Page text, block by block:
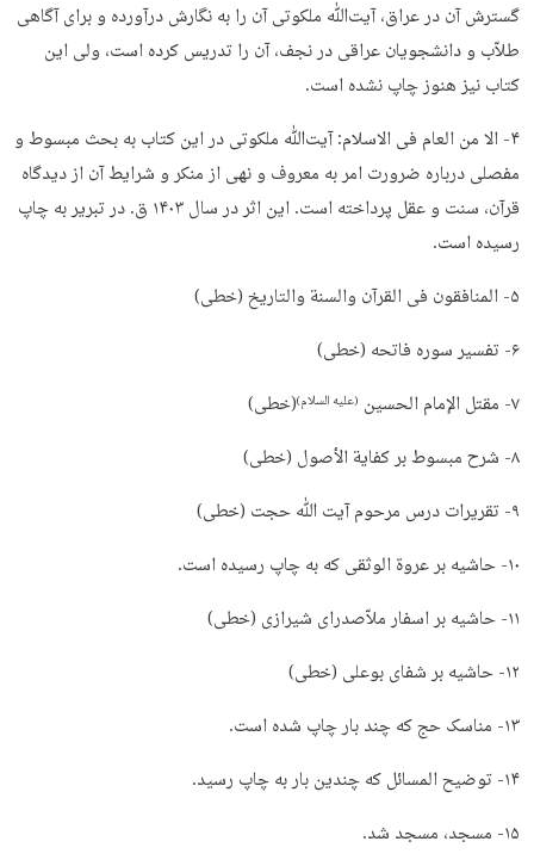
گسترش آن در عراق، آیت‌ﷲ ملکوتی آن را به نگارش درآورده و برای آگاهی
طلاّب و دانشجویان عراقی در نجف، آن را تدریس کرده‌ است، ولی این
کتاب نیز هنوز چاپ نشده ‌است.
۴- الا من العام فی الاسلام: آیت‌ﷲ ملکوتی در این کتاب به بحث مبسوط و
مفصلی درباره ضرورت امر به معروف و نهی از منکر و شرایط آن از دیدگاه
قرآن، سنت و عقل پرداخته است. این اثر در سال ۱۴۰۳ ق. در تبریر به چاپ
رسیده‌ است.
۵- المنافقون فی القرآن والسنة والتاریخ (خطی)
۶- تفسیر سوره فاتحه (خطی)
۷- مقتل الإمام الحسین
(علیه السلام)(خطی)
۸- شرح مبسوط بر کفایة الأصول (خطی)
۹- تقریرات درس مرحوم آیت ‌ﷲ حجت (خطی)
۱۰- حاشیه بر عروة الوثقی که به چاپ رسیده‌ است.
۱۱- حاشیه بر اسفار ملاّصدرای شیرازی (خطی)
۱۲- حاشیه بر شفای بوعلی (خطی)
۱۳- مناسک حج که چند بار چاپ شده‌ است.
۱۴- توضیح المسائل که چندین بار به چاپ رسید.
۱۵- مسجد، مسجد شد.